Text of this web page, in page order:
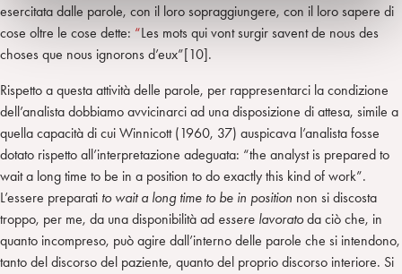
esercitata dalle parole, con il loro sopraggiungere, con il loro sapere di
cose oltre le cose dette: “Les mots qui vont surgir savent de nous des
choses que nous ignorons d’eux”[10].
Rispetto a questa attività delle parole, per rappresentarci la condizione
dell’analista dobbiamo avvicinarci ad una disposizione di attesa, simile a
quella capacità di cui Winnicott (1960, 37) auspicava l’analista fosse
dotato rispetto all’interpretazione adeguata: “the analyst is prepared to
wait a long time to be in a position to do exactly this kind of work”.
L’essere preparati to wait a long time to be in position non si discosta
troppo, per me, da una disponibilità ad essere lavoratoda ciò che, in
quanto incompreso, può agire dall’interno delle parole che si intendono,
tanto del discorso del paziente, quanto del proprio discorso interiore. Si